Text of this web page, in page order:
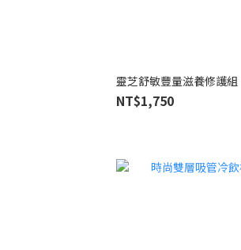
靈芝舒敏豐量滋養修護組
NT$1,750